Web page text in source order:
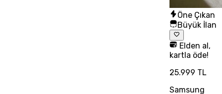
Öne Çıkan
Büyük İlan
Elden al,
kartla öde!
25.999 TL
Samsung